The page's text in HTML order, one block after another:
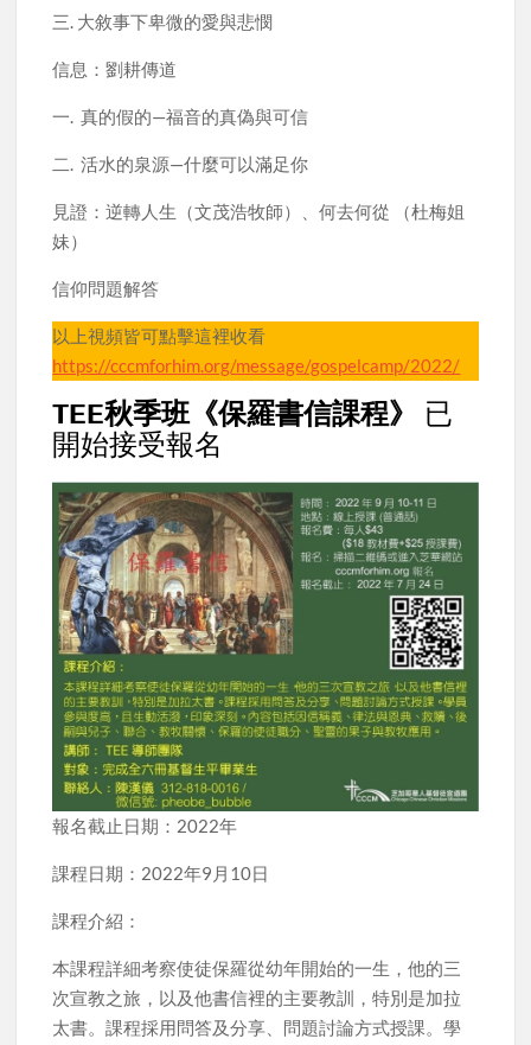
三. 大敘事下卑微的愛與悲憫
信息：劉耕傳道
一. 真的假的—福音的真偽與可信
二. 活水的泉源—什麼可以滿足你
見證：逆轉人生（文茂浩牧師）、何去何從 （杜梅姐
妹）
信仰問題解答
以上視頻皆可點擊這裡收看
https://cccmforhim.org/message/gospelcamp/2022/
TEE秋季班《保羅書信課程》
已
開始接受報名
報名截止日期：2022年
課程日期：2022年9月10日
課程介紹：
本課程詳細考察使徒保羅從幼年開始的一生，他的三
次宣教之旅，以及他書信裡的主要教訓，特別是加拉
太書。課程採用問答及分享、問題討論方式授課。學